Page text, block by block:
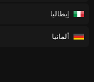
إيطاليا
ألمانيا